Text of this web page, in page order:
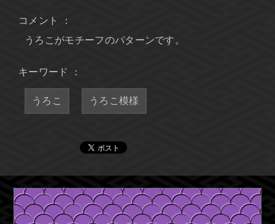
コメント ：
うろこがモチーフのパターンです。
キーワード ：
うろこ うろこ模様